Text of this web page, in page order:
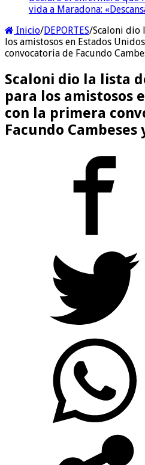
vida a Maradona:
Inicio/DEPORTES/Scaloni dio
los amistosos en Estados
convocatoria de Facundo
Scaloni dio la lista
para los amistosos
con la primera
Facundo Cambeses